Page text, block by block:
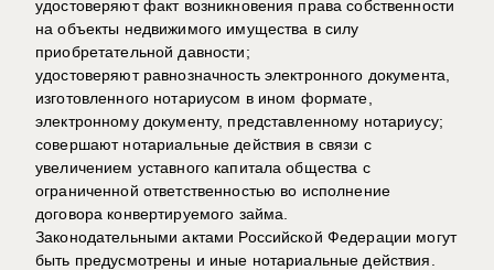
удостоверяют факт возникновения права собственности
на объекты недвижимого имущества в силу
приобретательной давности;
удостоверяют равнозначность электронного документа,
изготовленного нотариусом в ином формате,
электронному документу, представленному нотариусу;
совершают нотариальные действия в связи с
увеличением уставного капитала общества с
ограниченной ответственностью во исполнение
договора конвертируемого займа.
Законодательными актами Российской Федерации могут
быть предусмотрены и иные нотариальные действия.